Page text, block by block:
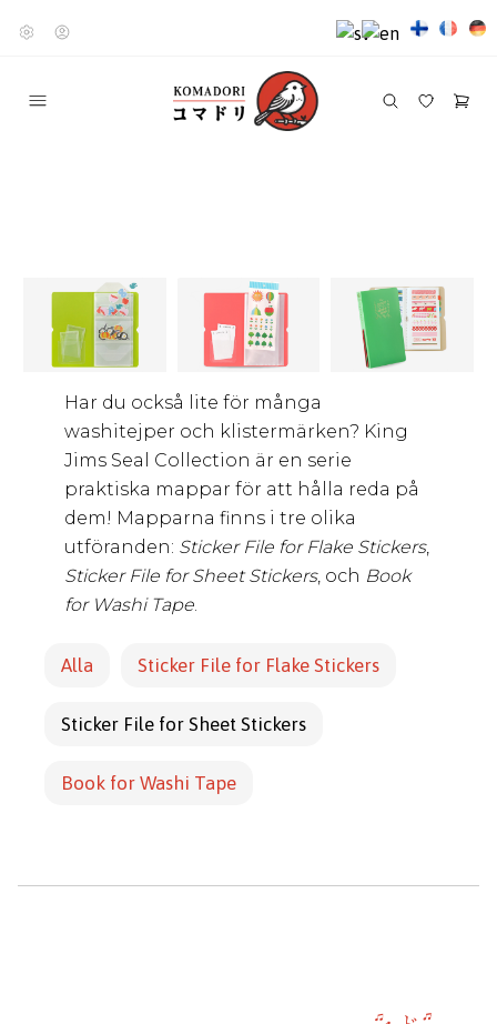
Har du också lite för många
washitejper och klistermärken? King
Jims Seal Collection är en serie
praktiska mappar för att hålla reda på
dem! Mapparna finns i tre olika
utföranden: Sticker File for Flake Stickers,
Sticker File for Sheet Stickers, och Book
for Washi Tape.
Alla Sticker File for Flake Stickers
Sticker File for Sheet Stickers
Book for Washi Tape